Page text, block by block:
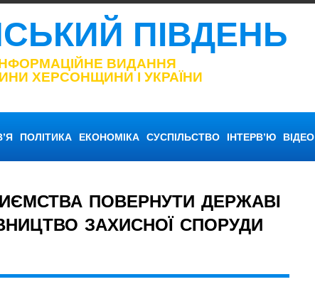
ПІВДЕНЬ
ВИДАННЯ
ХЕРСОНЩИНИ І УКРАЇНИ
ПОЛІТИКА ЕКОНОМІКА СУСПІЛЬСТВО ІНТЕРВ’Ю ВІДЕО
ПОВЕРНУТИ ДЕРЖАВІ
ЗАХИСНОЇ СПОРУДИ